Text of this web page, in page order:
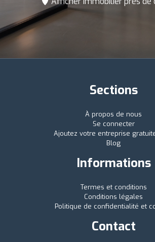
Sections
À propos de nous
Se connecter
Ajoutez votre entreprise
Blog
Informations
Termes et conditions
Conditions légales
Politique de confidentialité et
Contact